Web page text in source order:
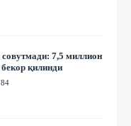
7,5 миллион
қилинди